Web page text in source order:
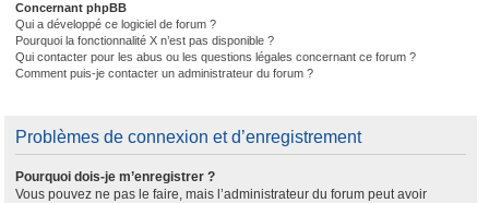
Concernant phpBB
Qui a développé ce logiciel de forum ?
Pourquoi la fonctionnalité X n’est pas disponible ?
Qui contacter pour les abus ou les questions légales concernant ce forum ?
Comment puis-je contacter un administrateur du forum ?
Problèmes de connexion et d’enregistrement
Pourquoi dois-je m’enregistrer ?
Vous pouvez ne pas le faire, mais l’administrateur du forum peut avoir